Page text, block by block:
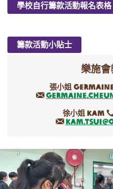
學校自行籌款活動報名表格
籌款活動小貼士
樂施
張小姐
徐小姐 Kam